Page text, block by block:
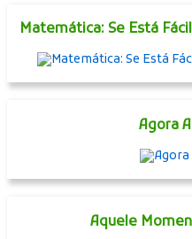
Matemática: Se Está
Agora
Aquele